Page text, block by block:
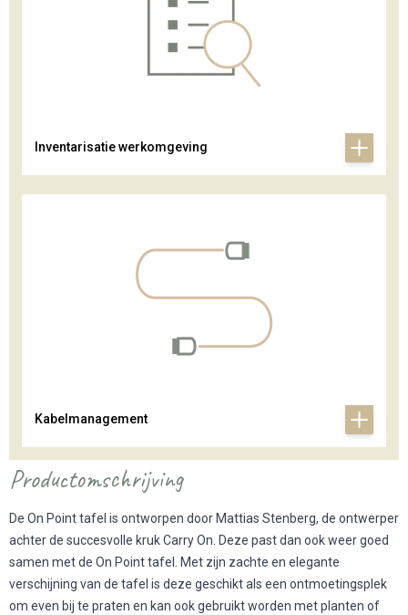
Inventarisatie werkomgeving
Kabelmanagement
Productomschrijving
De On Point tafel is ontworpen door Mattias Stenberg, de ontwerper
achter de succesvolle kruk Carry On. Deze past dan ook weer goed
samen met de On Point tafel. Met zijn zachte en elegante
verschijning van de tafel is deze geschikt als een ontmoetingsplek
om even bij te praten en kan ook gebruikt worden met planten of